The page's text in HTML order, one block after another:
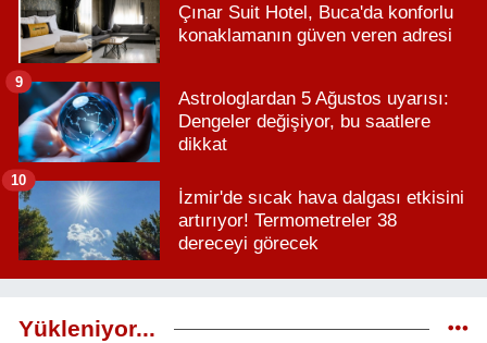
Çınar Suit Hotel, Buca'da konforlu
konaklamanın güven veren adresi
Astrologlardan 5 Ağustos uyarısı:
Dengeler değişiyor, bu saatlere
dikkat
9
İzmir'de sıcak hava dalgası etkisini
artırıyor! Termometreler 38
dereceyi görecek
10
Yükleniyor...